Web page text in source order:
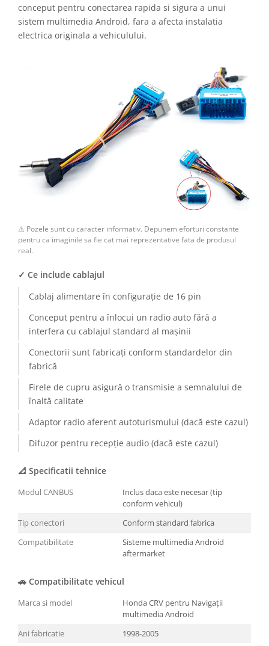
conceput pentru conectarea rapida si sigura a unui
sistem multimedia Android, fara a afecta instalatia
electrica originala a vehiculului.
⚠ Pozele sunt cu caracter informativ. Depunem eforturi constante
pentru ca imaginile sa fie cat mai reprezentative fata de produsul
real.
✓ Ce include cablajul
Cablaj alimentare în configurație de 16 pin
Conceput pentru a înlocui un radio auto fără a
interfera cu cablajul standard al mașinii
Conectorii sunt fabricați conform standardelor din
fabrică
Firele de cupru asigură o transmisie a semnalului de
înaltă calitate
Adaptor radio aferent autoturismului (dacă este cazul)
Difuzor pentru recepție audio (dacă este cazul)
📐 Specificatii tehnice
Modul CANBUS
Inclus daca este necesar (tip
conform vehicul)
Tip conectori
Conform standard fabrica
Compatibilitate
Sisteme multimedia Android
aftermarket
🚗 Compatibilitate vehicul
Marca si model
Honda CRV pentru Navigații
multimedia Android
Ani fabricatie
1998-2005